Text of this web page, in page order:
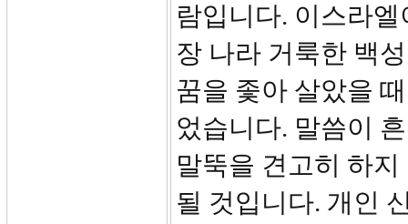
람입니다. 이스라
장 나라 거룩한 백
꿈을 좇아 살았을
었습니다. 말씀이
말뚝을 견고히 하
될 것입니다. 개인